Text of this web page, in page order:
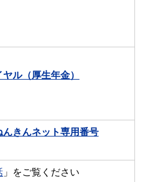
ル（厚生年金）
きんネット専用番号
」をご覧ください